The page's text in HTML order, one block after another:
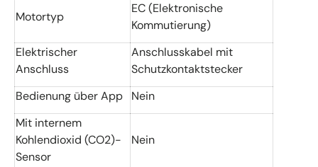
Motortyp
EC (Elektronische
Kommutierung)
Elektrischer
Anschluss
Anschlusskabel mit
Schutzkontaktstecker
Bedienung über App
Nein
Mit internem
Kohlendioxid (CO2)-
Sensor
Nein